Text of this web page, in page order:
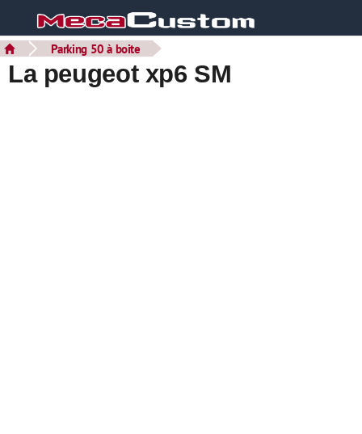
Parking 50 à boite
La peugeot xp6 SM